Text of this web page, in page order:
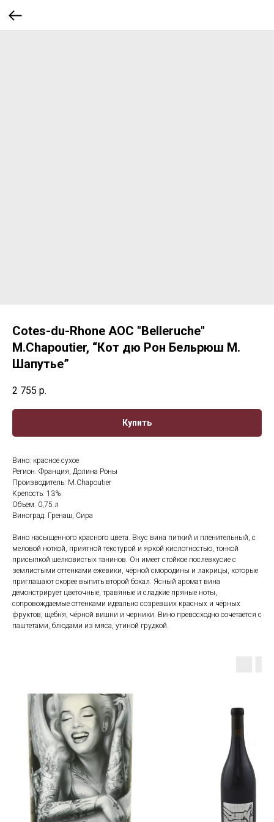
Cotes-du-Rhone AOC "Belleruche"
M.Chapoutier, “Кот дю Рон Бельрюш М.
Шапутье”
2 755 р.
Купить
Вино: красное сухое
Регион: Франция, Долина Роны
Производитель: M.Chapoutier
Крепость: 13%
Объем: 0,75 л
Виноград: Гренаш, Сира
Вино насыщенного красного цвета. Вкус вина питкий и пленительный, с
меловой ноткой, приятной текстурой и яркой кислотностью, тонкой
присыпкой шелковистых танинов. Он имеет стойкое послевкусие с
землистыми оттенками ежевики, чёрной смородины и лакрицы, которые
приглашают скорее выпить второй бокал. Ясный аромат вина
демонстрирует цветочные, травяные и сладкие пряные ноты,
сопровождаемые оттенками идеально созревших красных и чёрных
фруктов, щебня, чёрной вишни и черники. Вино превосходно сочетается с
паштетами, блюдами из мяса, утиной грудкой.